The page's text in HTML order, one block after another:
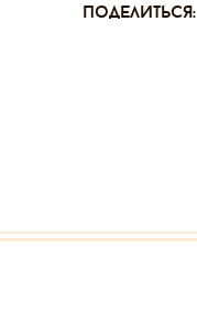
поделиться: